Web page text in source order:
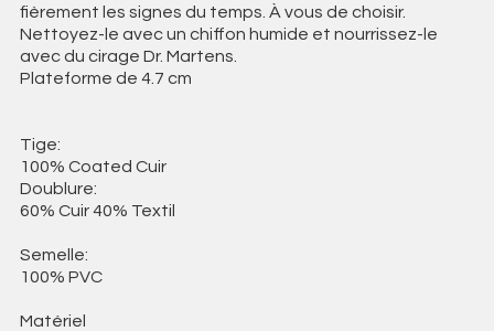
fièrement les signes du temps. À vous de choisir.
Nettoyez-le avec un chiffon humide et nourrissez-le
avec du cirage Dr. Martens.
Plateforme de 4.7 cm
Tige:
100% Coated Cuir
Doublure:
60% Cuir 40% Textil
Semelle:
100% PVC
Matériel